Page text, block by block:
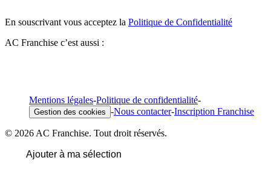
En souscrivant vous acceptez la Politique de Confidentialité
AC Franchise c’est aussi :
Mentions légales-Politique de confidentialité-
Gestion des cookies -Nous contacter-Inscription Franchise
© 2026 AC Franchise. Tout droit réservés.
Ajouter à ma sélection